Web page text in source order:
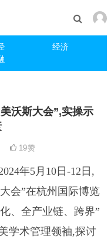
经济
沃斯大会”,实操示
19赞
年5月10日-12日,
会”在杭州国际博览
、全产业链、跨界”
学术管理领袖,探讨